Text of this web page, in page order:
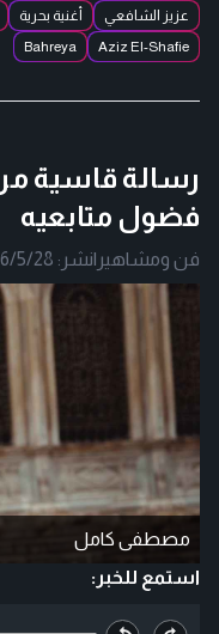
عزيز الشافعي أغنية بحرية
Aziz El-Shafie
Bahreya
رسالة قاسية
فضول متابعيه
فن ومشاهير |نشر: 5/28
مصطفى كامل
استمع للخبر: